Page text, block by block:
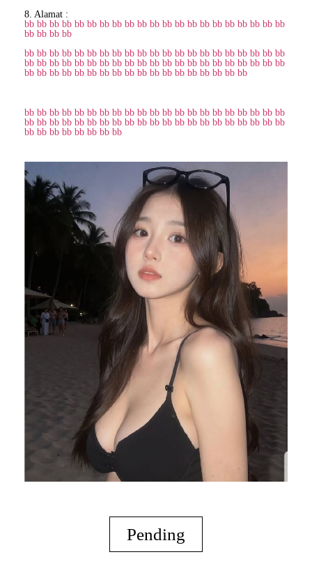
8. Alamat :
bb bb bb bb bb bb bb bb bb bb bb bb bb bb bb bb bb bb bb bb bb
bb bb bb bb
bb bb bb bb bb bb bb bb bb bb bb bb bb bb bb bb bb bb bb bb bb
bb bb bb bb bb bb bb bb bb bb bb bb bb bb bb bb bb bb bb bb bb
bb bb bb bb bb bb bb bb bb bb bb bb bb bb bb bb bb bb
bb bb bb bb bb bb bb bb bb bb bb bb bb bb bb bb bb bb bb bb bb
bb bb bb bb bb bb bb bb bb bb bb bb bb bb bb bb bb bb bb bb bb
bb bb bb bb bb bb bb bb
Pending